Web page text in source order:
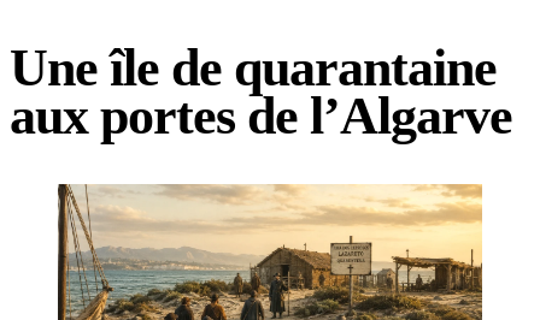
Une île de quarantaine
aux portes de l’Algarve